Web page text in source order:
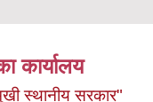
कार्यालय
स्थानीय सरकार"